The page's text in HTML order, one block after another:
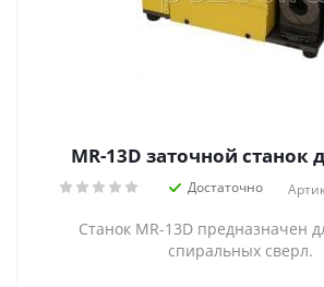
MR-13D заточной станок
Достаточно
Станок MR-13D предназначен
спиральных сверл.